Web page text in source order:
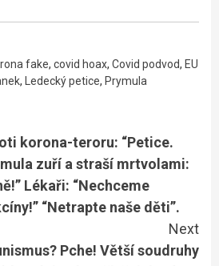
fake, covid hoax, Covid podvod, EU
, Ledecký petice, Prymula
korona-teroru: “Petice.
zuří a straší mrtvolami:
Lékaři: “Nechceme
“Netrapte naše děti”.
Next
Pche! Větší soudruhy